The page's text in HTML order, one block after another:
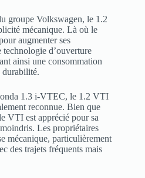
groupe Volkswagen, le 1.2
mécanique. Là où le
augmenter ses
d’ouverture
ainsi une consommation
durabilité.
1.3 i-VTEC, le 1.2 VTI
reconnue. Bien que
VTI est apprécié pour sa
Les propriétaires
mécanique, particulièrement
des trajets fréquents mais